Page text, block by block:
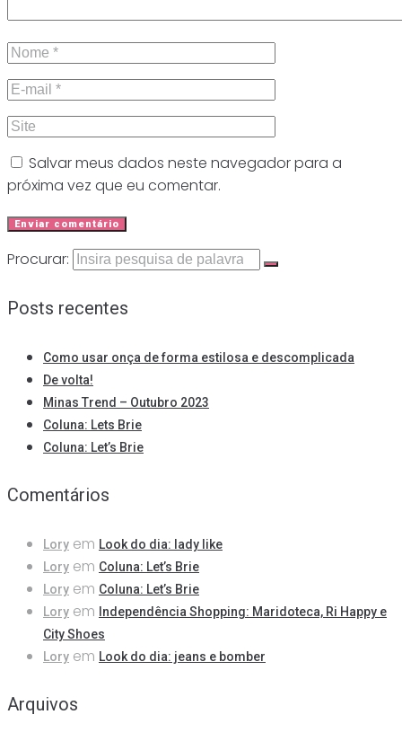
Salvar meus dados neste navegador para a
próxima vez que eu comentar.
Procurar:
Posts recentes
Como usar onça de forma estilosa e descomplicada
De volta!
Minas Trend – Outubro 2023
Coluna: Lets Brie
Coluna: Let’s Brie
Comentários
Lory em Look do dia: lady like
Lory em Coluna: Let’s Brie
Lory em Coluna: Let’s Brie
Lory em
Independência Shopping: Maridoteca, Ri Happy e
City Shoes
Lory em Look do dia: jeans e bomber
Arquivos